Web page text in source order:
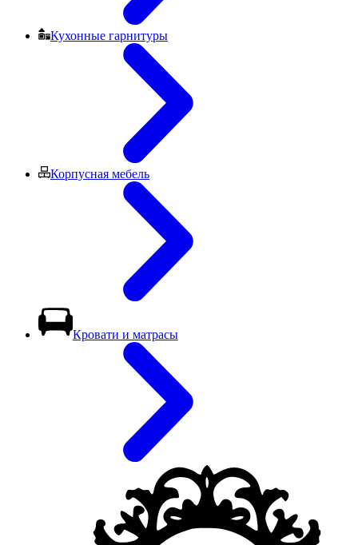
Кухонные гарнитуры
Корпусная мебель
Кровати и матрасы